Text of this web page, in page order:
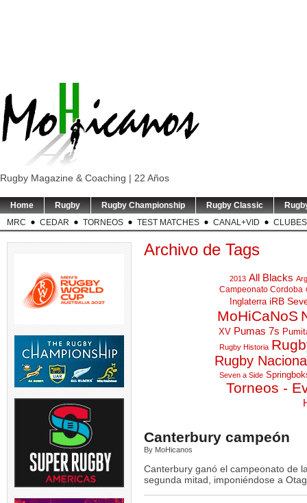
Rugby Magazine & Coaching | 22 Años
Home Rugby Rugby Championship Rugby Classic
MRC
CEDAR TORNEOS TEST MATCHES CANAL+VID CLUBES
Archivo de Tags
2013 All Blacks
Campeonato Cordoba
Inglaterra iRB
MoHiCaNoS
XV Pumas 7s
Rugby Historia
Rugby
Seven a Side
Torneos -
Canterbury campeón
By MoHicanos
Canterbury ganó el campeonato de
segunda mitad, imponiéndose a
LOS PUMAS | Tomás
Albornoz ha sido
suspendido por ...
Ramos de 31 años será
jugador
...
4 0
TEST MATCH
El
5
entrenador